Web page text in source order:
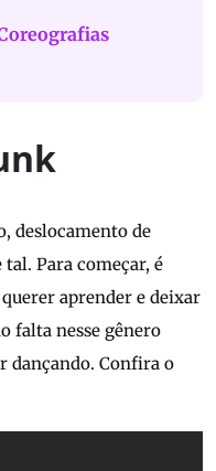
deslocamento de
Para começar, é
aprender e deixar
falta nesse gênero
dançando. Confira o